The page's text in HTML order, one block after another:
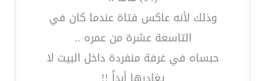
وذلك لأنه عاكس فتاة عندما كان في
التاسعة عشرة من عمره ..
حبساه في غرفة منفردة داخل البيت لا